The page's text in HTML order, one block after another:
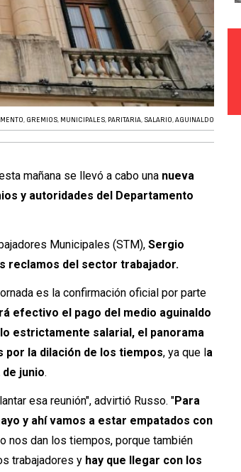
, GREMIOS, MUNICIPALES, PARITARIA, SALARIO,AGUINALDO
mañana se llevó a cabo una nueva
y autoridades del Departamento
Municipales (STM),Sergio
reclamos del sector trabajador.
es la confirmación oficial por parte
efectivo el pago del medio aguinaldo
estrictamente salarial, el panorama
por la dilación de los tiempos, ya que la
junio.
esa reunión", advirtió Russo. "Para
y ahí vamos a estar empatados con
nos dan los tiempos, porque también
trabajadores y hay que llegar con los